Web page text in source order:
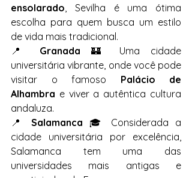
ensolarado , Sevilha é uma ótima
escolha para quem busca um estilo
de vida mais tradicional.
📍 Granada 🏰 Uma cidade
universitária vibrante, onde você pode
visitar o famoso Palácio de
Alhambra e viver a autêntica cultura
andaluza.
📍 Salamanca 🎓 Considerada a
cidade universitária por excelência,
Salamanca tem uma das
universidades mais antigas e